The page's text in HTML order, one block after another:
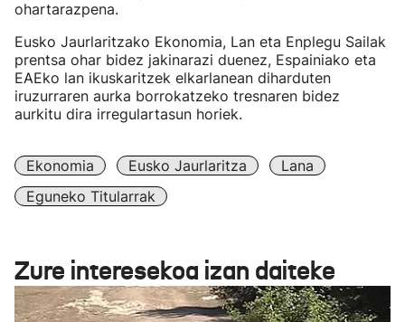
ohartarazpena.
Eusko Jaurlaritzako Ekonomia, Lan eta Enplegu Sailak
prentsa ohar bidez jakinarazi duenez, Espainiako eta
EAEko lan ikuskaritzek elkarlanean diharduten
iruzurraren aurka borrokatzeko tresnaren bidez
aurkitu dira irregulartasun horiek.
Ekonomia Eusko Jaurlaritza
Lana
Eguneko Titularrak
Zure interesekoa izan daiteke